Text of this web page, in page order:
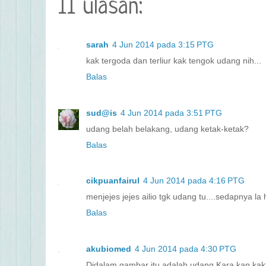
11 ulasan:
sarah 4 Jun 2014 pada 3:15 PTG
kak tergoda dan terliur kak tengok udang nih...
Balas
sud@is 4 Jun 2014 pada 3:51 PTG
udang belah belakang, udang ketak-ketak?
Balas
cikpuanfairul 4 Jun 2014 pada 4:16 PTG
menjejes jejes ailio tgk udang tu....sedapnya la
Balas
akubiomed 4 Jun 2014 pada 4:30 PTG